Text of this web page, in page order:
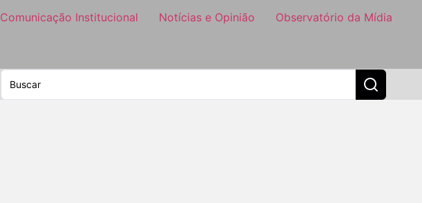
Comunicação Institucional Notícias e Opinião Observatório da Mídia